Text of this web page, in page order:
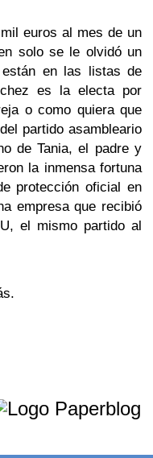
euros al mes de un
solo se le olvidó un
en las listas de
es la electa por
o como quiera que
partido asambleario
de Tania, el padre y
la inmensa fortuna
protección oficial en
empresa que recibió
el mismo partido al